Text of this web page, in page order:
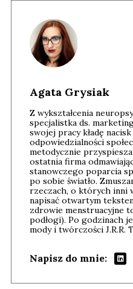
Agata Grysiak
Z wykształcenia
specjalistka ds.
swojej pracy kładę
odpowiedzialności
metodycznie
ostatnia firma
stanowczego poparcia
po sobie światło.
rzeczach, o których inni
napisać otwartym
zdrowie menstruacyjne
podłogi). Po godzinach
mody i twórczości J.R.R.
Napisz do mnie: